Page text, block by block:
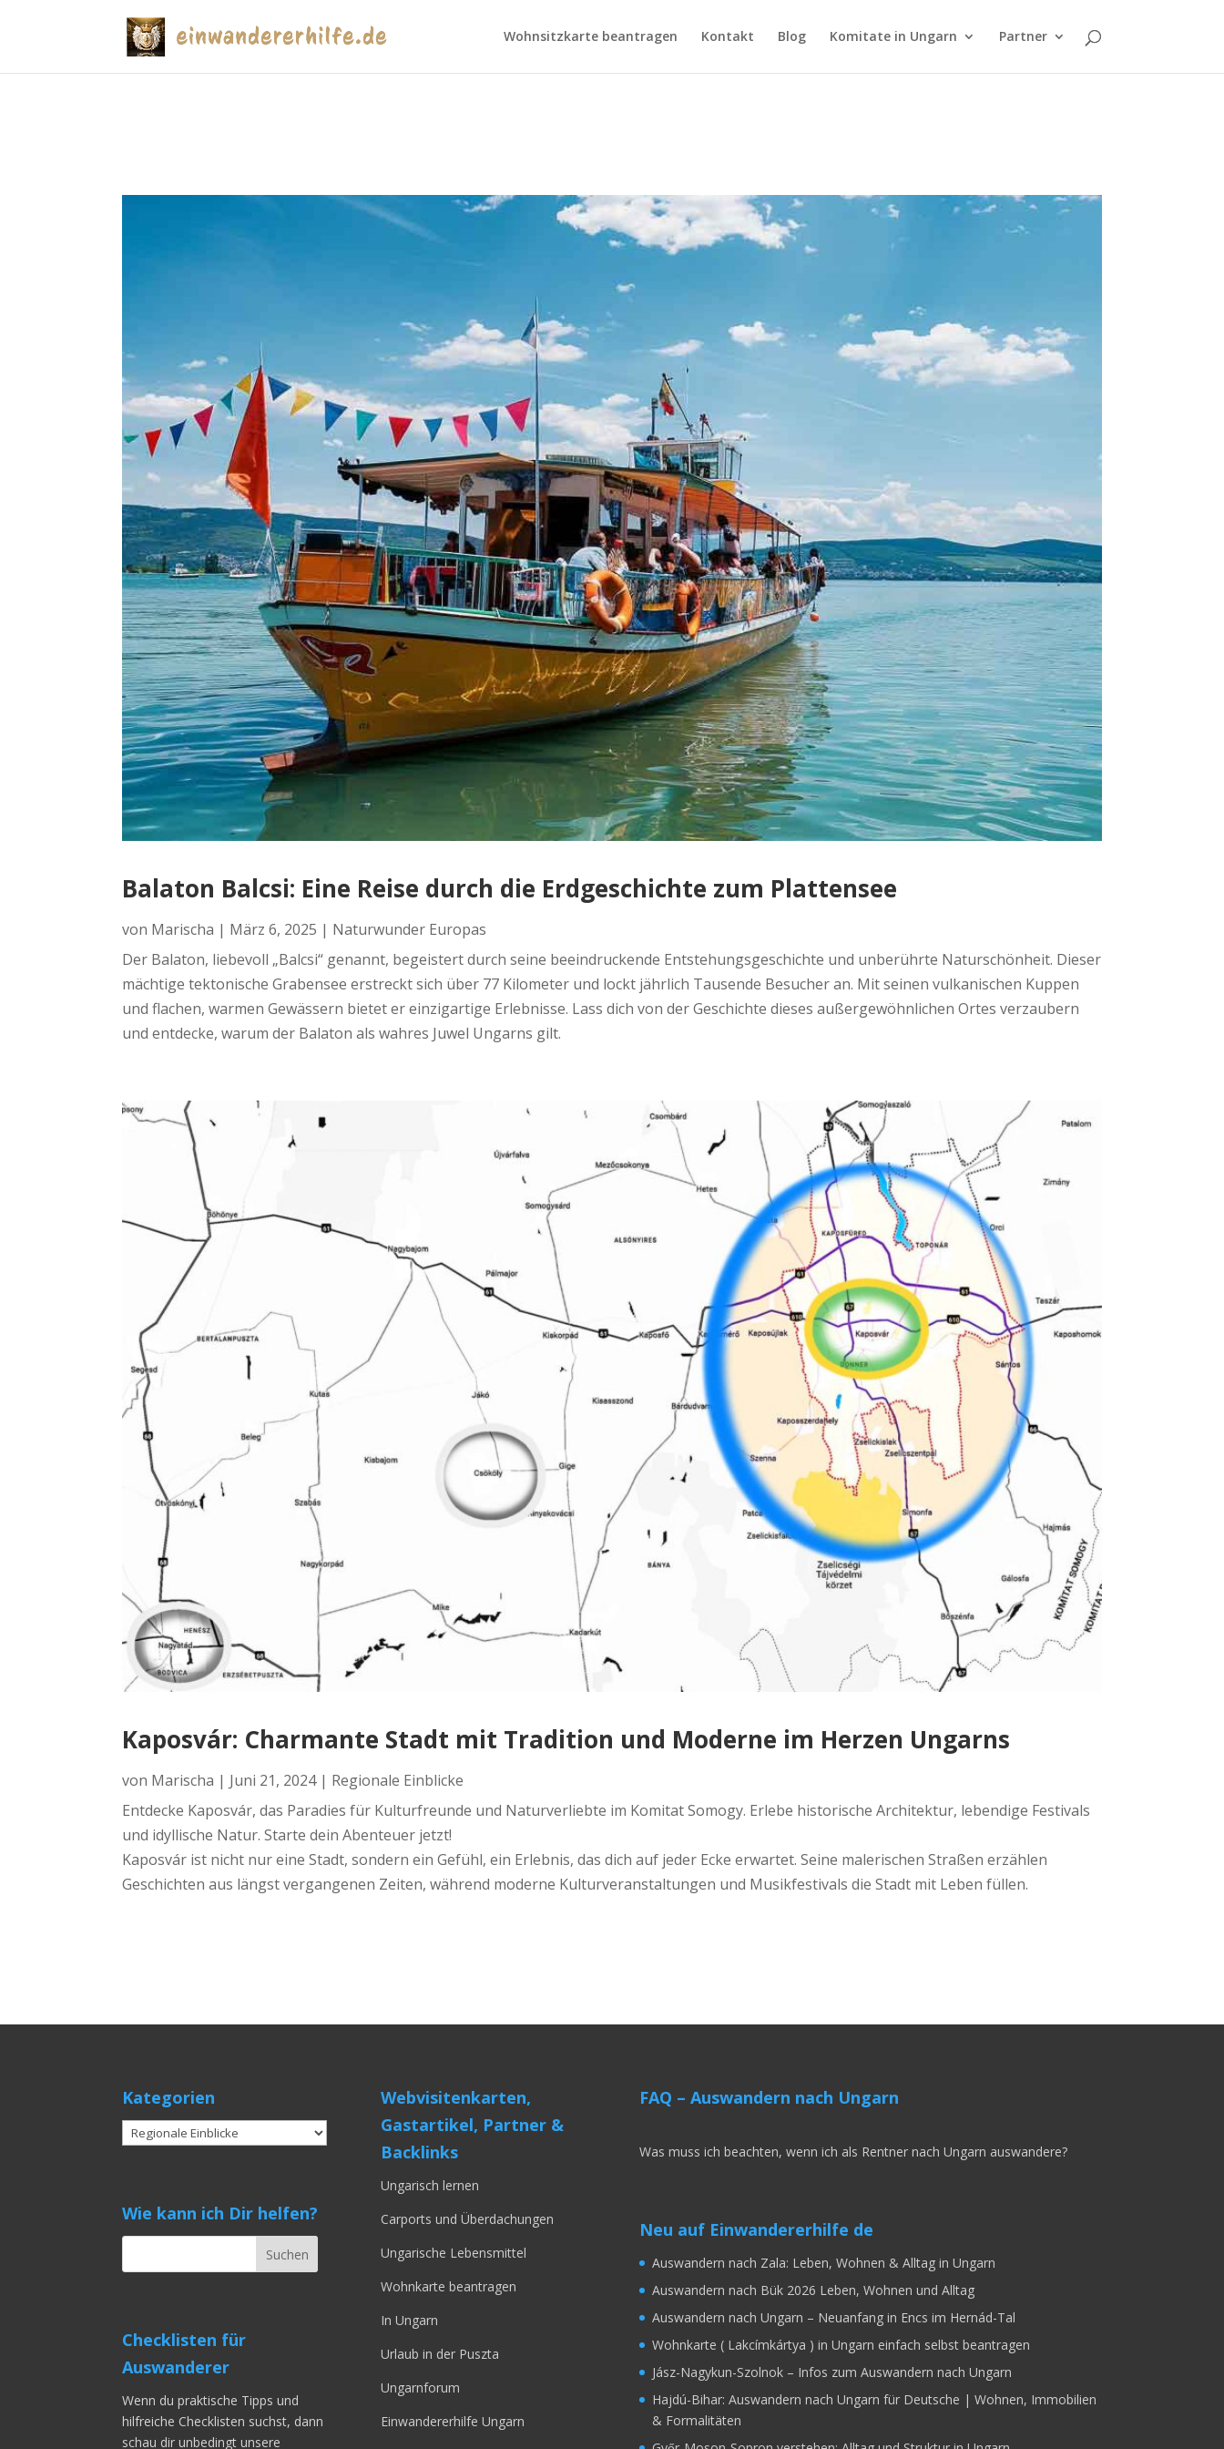
Wohnsitzkarte beantragen Kontakt Blog Komitate in Ungarn Partner
Balaton Balcsi: Eine Reise durch die Erdgeschichte zum Plattensee
von Marischa | März 6, 2025 | Naturwunder Europas
Der Balaton, liebevoll „Balcsi“ genannt, begeistert durch seine beeindruckende Entstehungsgeschichte und unberührte Naturschönheit. Dieser
mächtige tektonische Grabensee erstreckt sich über 77 Kilometer und lockt jährlich Tausende Besucher an. Mit seinen vulkanischen Kuppen
und flachen, warmen Gewässern bietet er einzigartige Erlebnisse. Lass dich von der Geschichte dieses außergewöhnlichen Ortes verzaubern
und entdecke, warum der Balaton als wahres Juwel Ungarns gilt.
Kaposvár: Charmante Stadt mit Tradition und Moderne im Herzen Ungarns
von Marischa | Juni 21, 2024| Regionale Einblicke
Entdecke Kaposvár, das Paradies für Kulturfreunde und Naturverliebte im Komitat Somogy. Erlebe historische Architektur, lebendige Festivals
und idyllische Natur. Starte dein Abenteuer jetzt!
Kaposvár ist nicht nur eine Stadt, sondern ein Gefühl, ein Erlebnis, das dich auf jeder Ecke erwartet. Seine malerischen Straßen erzählen
Geschichten aus längst vergangenen Zeiten, während moderne Kulturveranstaltungen und Musikfestivals die Stadt mit Leben füllen.
Kategorien
Kategorien
Wie kann ich Dir helfen?
Checklisten für
Auswanderer
Wenn du praktische Tipps und
hilfreiche Checklisten suchst, dann
schau dir unbedingt unsere
Webvisitenkarten,
Gastartikel, Partner &
Backlinks
Ungarisch lernen
Carports und Überdachungen
Ungarische Lebensmittel
Wohnkarte beantragen
In Ungarn
Urlaub in der Puszta
Ungarnforum
Einwandererhilfe Ungarn
FAQ – Auswandern nach Ungarn
Was muss ich beachten, wenn ich als Rentner nach Ungarn auswandere?
Neu auf Einwandererhilfe de
Auswandern nach Zala: Leben, Wohnen & Alltag in Ungarn
Auswandern nach Bük 2026 Leben, Wohnen und Alltag
Auswandern nach Ungarn – Neuanfang in Encs im Hernád-Tal
Wohnkarte ( Lakcímkártya ) in Ungarn einfach selbst beantragen
Jász-Nagykun-Szolnok – Infos zum Auswandern nach Ungarn
Hajdú-Bihar: Auswandern nach Ungarn für Deutsche | Wohnen, Immobilien
& Formalitäten